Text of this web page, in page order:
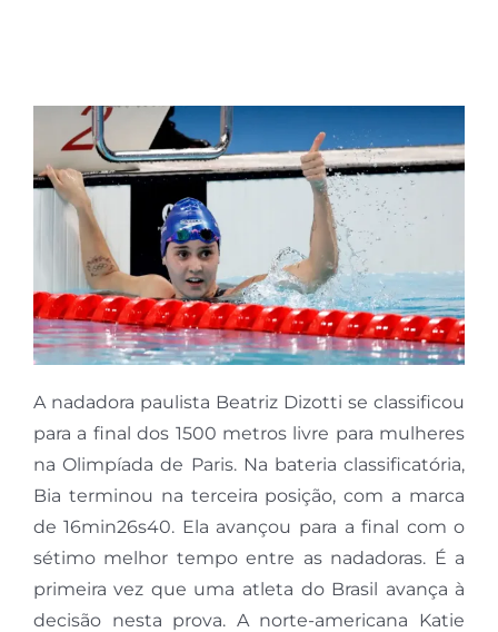
EDIÇÕES EM PDF
A nadadora paulista Beatriz Dizotti se classificou
para a final dos 1500 metros livre para mulheres
na Olimpíada de Paris. Na bateria classificatória,
Bia terminou na terceira posição, com a marca
de 16min26s40. Ela avançou para a final com o
sétimo melhor tempo entre as nadadoras. É a
primeira vez que uma atleta do Brasil avança à
decisão nesta prova. A norte-americana Katie